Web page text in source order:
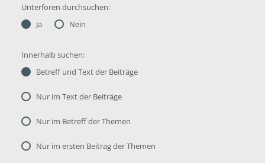
Unterforen durchsuchen:
Ja
Nein
Innerhalb suchen:
Betreff und Text der Beiträge
Nur im Text der Beiträge
Nur im Betreff der Themen
Nur im ersten Beitrag der Themen